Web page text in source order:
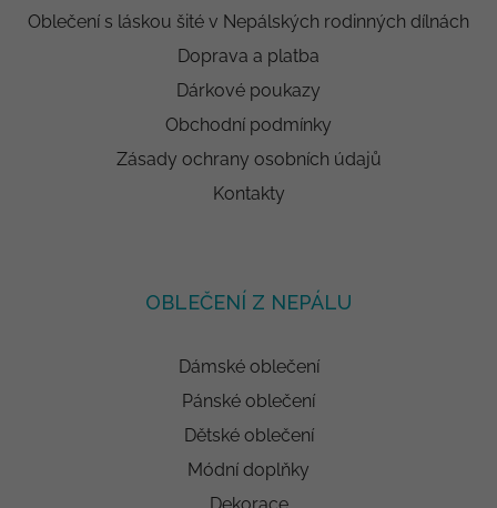
Oblečení s láskou šité v Nepálských rodinných dílnách
Doprava a platba
Dárkové poukazy
Obchodní podmínky
Zásady ochrany osobních údajů
Kontakty
OBLEČENÍ Z NEPÁLU
Dámské oblečení
Pánské oblečení
Dětské oblečení
Módní doplňky